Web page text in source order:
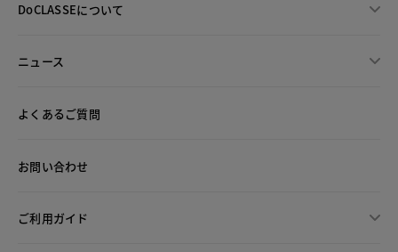
DoCLASSEについて
ニュース
よくあるご質問
お問い合わせ
ご利用ガイド